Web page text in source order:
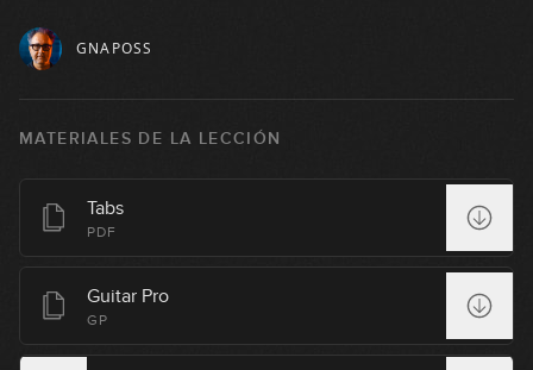
GNAPOSS
MATERIALES DE LA LECCIÓN
Tabs
PDF
Guitar Pro
GP
2
3
Stairway to Heaven
4
11:42
You Shook Me All Night Long
09:39